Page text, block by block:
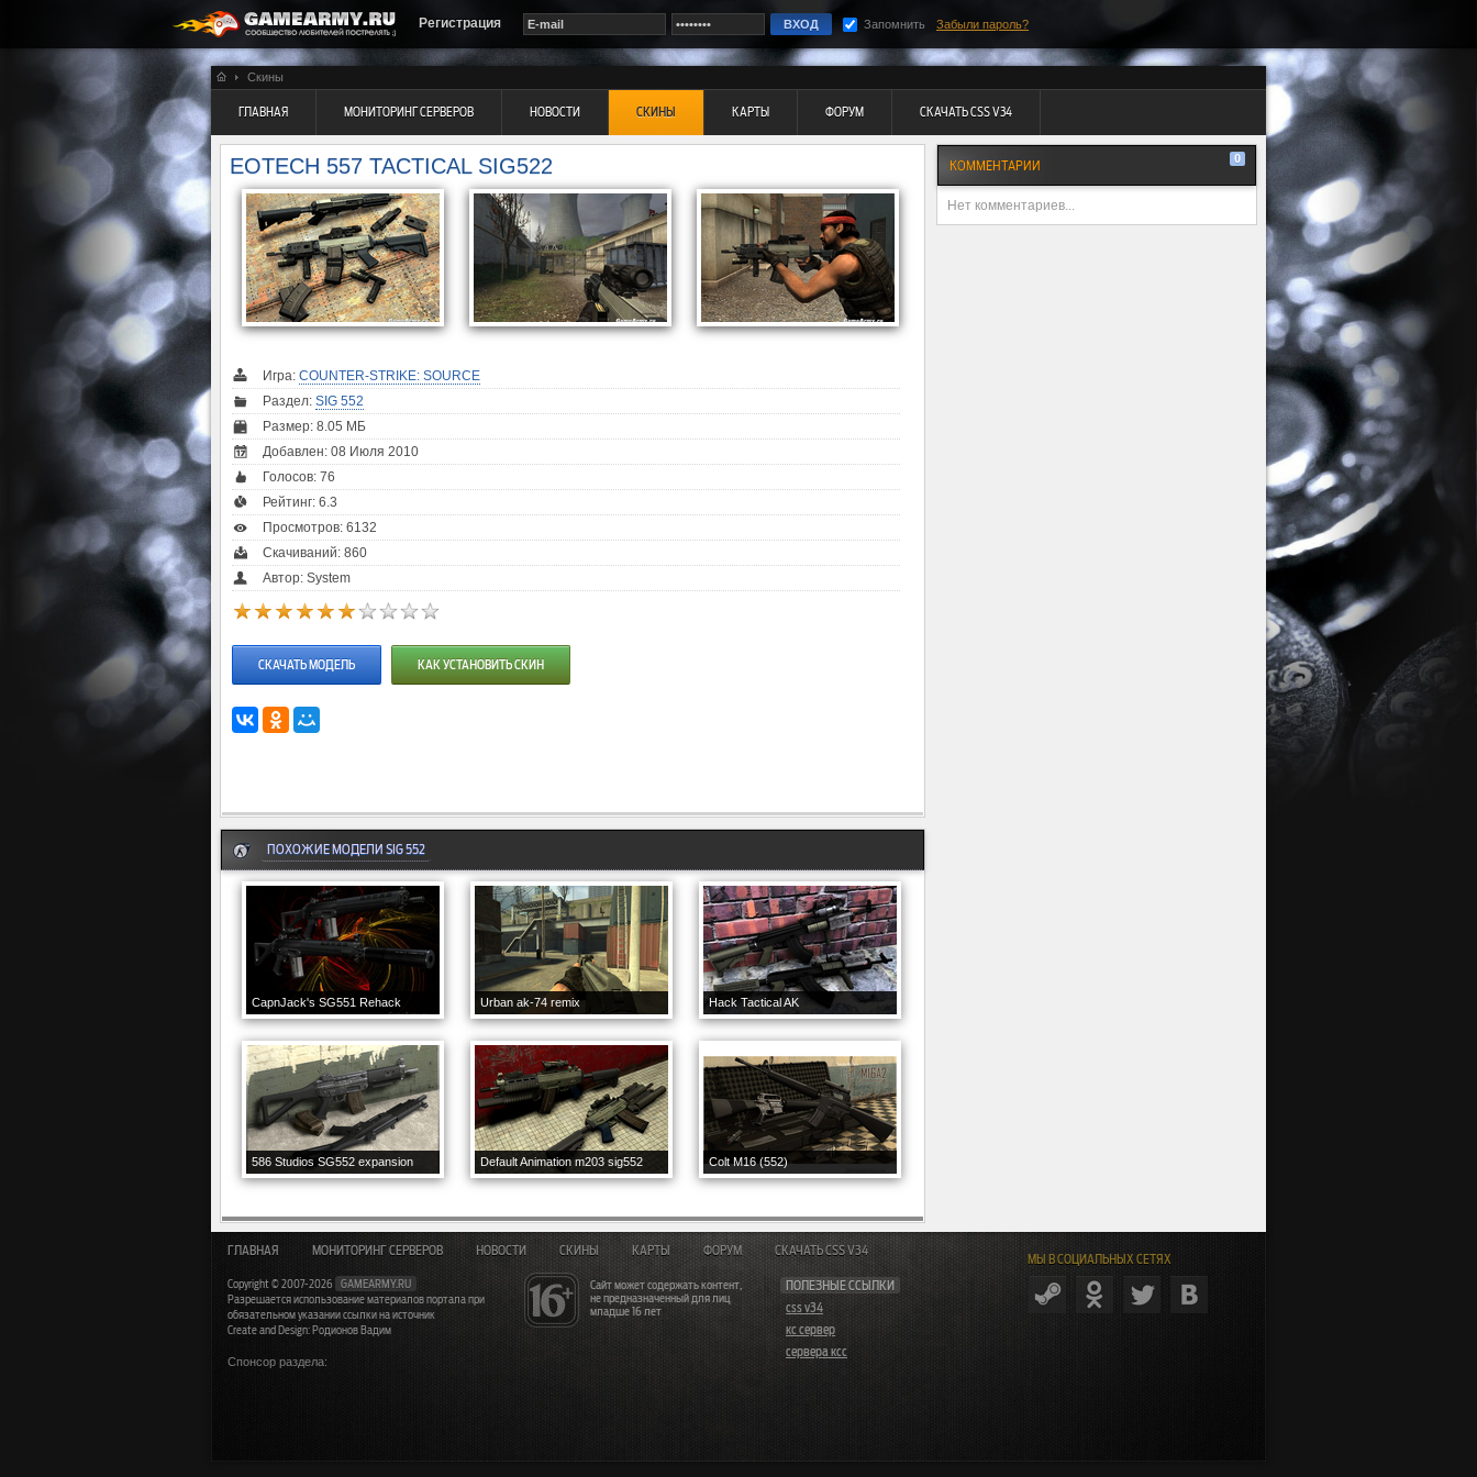
Регистрация Запомнить Забыли пароль?
Скины
ГЛАВНАЯ МОНИТОРИНГ СЕРВЕРОВ НОВОСТИ СКИНЫ КАРТЫ ФОРУМ СКАЧАТЬ CSS V34
EOTECH 557 TACTICAL SIG522
Игра: COUNTER-STRIKE: SOURCE
Раздел: SIG 552
Размер: 8.05 МБ
Добавлен: 08 Июля 2010
Голосов: 76
Рейтинг: 6.3
Просмотров: 6132
Скачиваний: 860
Автор: System
СКАЧАТЬ МОДЕЛЬ КАК УСТАНОВИТЬ СКИН
ПОХОЖИЕ МОДЕЛИ SIG 552
CapnJack's SG551 Rehack Urban ak-74 remix Hack Tactical AK
586 Studios SG552 expansion Default Animation m203 sig552 Colt M16 (552)
КОММЕНТАРИИ 0
Нет комментариев...
МЫ В СОЦИАЛЬНЫХ СЕТЯХ
Сайт может содержать контент,
не предназначенный для лиц
младше 16 лет
ПОЛЕЗНЫЕ ССЫЛКИ
css v34
кс сервер
сервера ксс
ГЛАВНАЯ МОНИТОРИНГ СЕРВЕРОВ НОВОСТИ СКИНЫ КАРТЫ ФОРУМ СКАЧАТЬ CSS V34
Copyright © 2007-2026
GAMEARMY.RU
Разрешается использование материалов портала при
обязательном указании ссылки на источник
Create and Design: Родионов Вадим
Спонсор раздела: